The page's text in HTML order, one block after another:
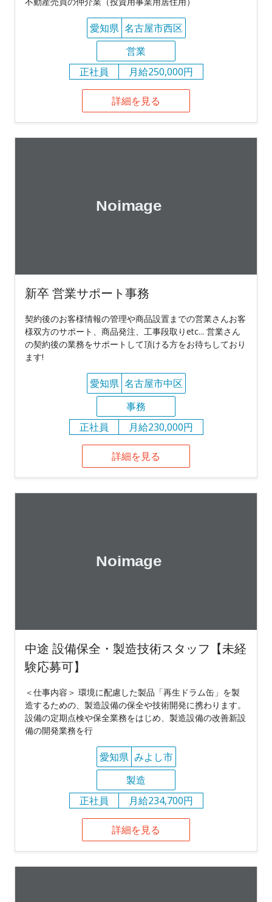
愛知県 名古屋市西区
営業
正社員
月給250,000円
詳細を見る
新卒 営業サポート事務
契約後のお客様情報の管理や商品設置までの営業さんお客
様双方のサポート、商品発注、工事段取りetc... 営業さん
の契約後の業務をサポートして頂ける方をお待ちしており
ます!
愛知県 名古屋市中区
事務
正社員
月給230,000円
詳細を見る
中途 設備保全・製造技術スタッフ【未経
験応募可】
＜仕事内容＞ 環境に配慮した製品「再生ドラム缶」を製
造するための、製造設備の保全や技術開発に携わります。
設備の定期点検や保全業務をはじめ、製造設備の改善新設
備の開発業務を行
愛知県 みよし市
製造
正社員
月給234,700円
詳細を見る